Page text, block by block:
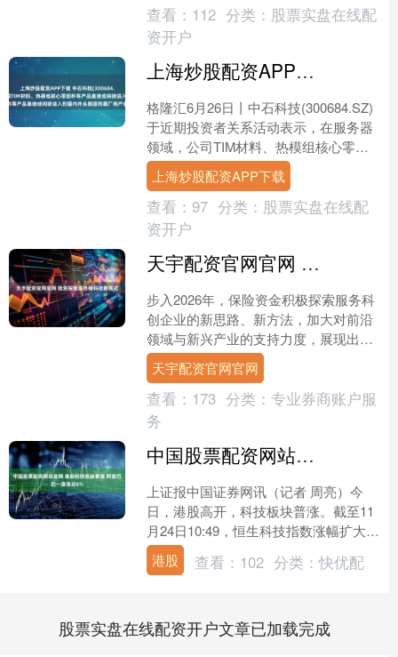
查看： 112 分类： 股票实盘在线配
资开户
上海炒股配资APP下载 中石科技(300684.SZ)：在服务器领域，公司TIM材料、热模组核心零部件等产品直接或间接进入到国内外头部服务器厂商产业链中
格隆汇6月26日丨中石科技(300684.SZ)
于近期投资者关系活动表示，在服务器
领域，公司TIM材料、热模组核心零部
件等产品直接或间接进入到国内外头部
服务器厂....
上海炒股配资APP下载
查看： 97 分类： 股票实盘在线配
资开户
天宇配资官网官网 险资探索服务硬科技新模式
步入2026年，保险资金积极探索服务科
创企业的新思路、新方法，加大对前沿
领域与新兴产业的支持力度，展现出加
快向“耐心资本+创新保单”双轮驱动模式
演进的态势。 业....
天宇配资官网官网
查看： 173 分类： 专业券商账户服
务
中国股票配资网站官网 港股科技板块普涨 阿里巴巴一度涨近6%
上证报中国证券网讯（记者 周亮）今
日，港股高开，科技板块普涨。截至11
月24日10:49，恒生科技指数涨幅扩大至
2.23%，恒生指数涨1.55%。阿里巴巴涨
近6....
港股 查看： 102 分类：快优配
股票实盘在线配资开户文章已加载完成